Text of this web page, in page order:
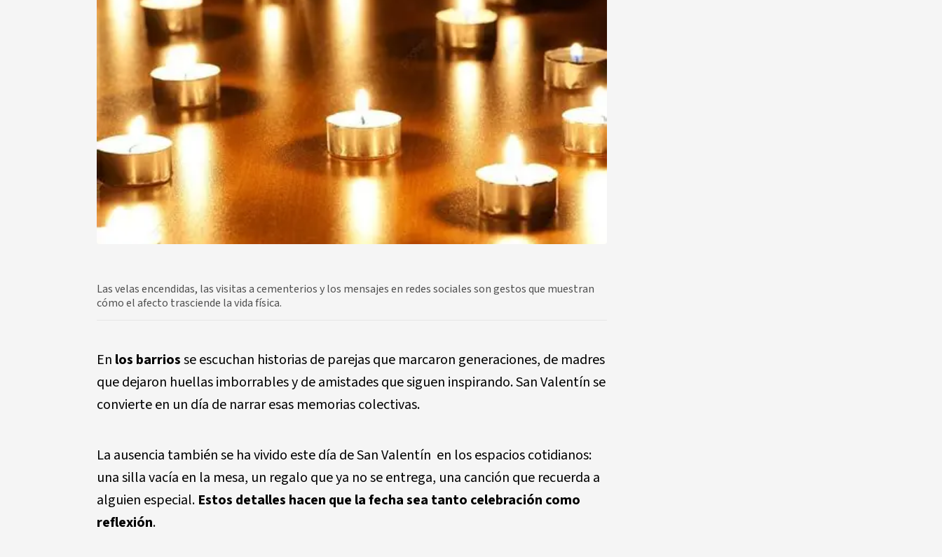
Las velas encendidas, las visitas a cementerios y los mensajes en redes sociales son gestos que muestran
cómo el afecto trasciende la vida física.
En los barriosse escuchan historias de parejas que marcaron generaciones, de madres
que dejaron huellas imborrables y de amistades que siguen inspirando. San Valentín se
convierte en un día de narrar esas memorias colectivas.
La ausencia también se ha vivido este día de San Valentín en los espacios cotidianos:
una silla vacía en la mesa, un regalo que ya no se entrega, una canción que recuerda a
alguien especial. Estos detalles hacen que la fecha sea tanto celebración como
reflexión.